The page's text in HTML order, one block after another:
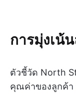
การมุ่งเน้
ตัวชี้วัด North
คุณค่าของลูกค้า